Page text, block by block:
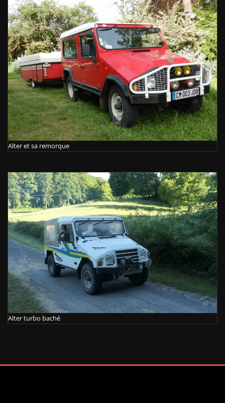
Alter et sa remorque
Alter turbo baché